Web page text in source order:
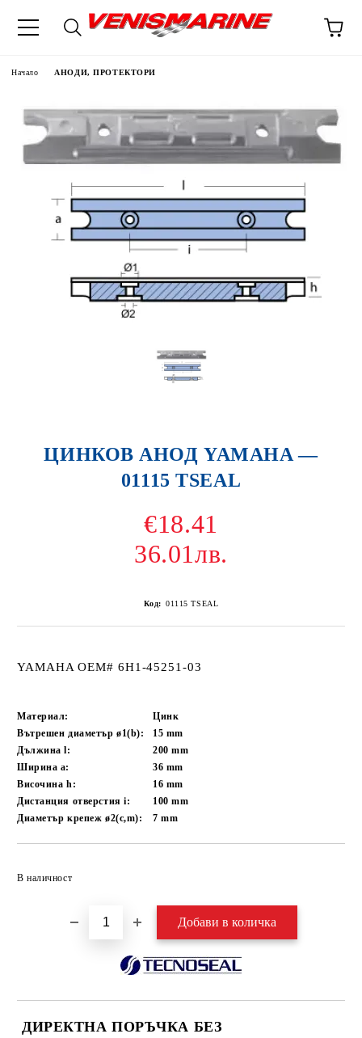
Начало АНОДИ, ПРОТЕКТОРИ
ЦИНКОВ АНОД YAMAHA —
01115 TSEAL
€18.41
36.01лв.
Код: 01115 TSEAL
YAMAHA OEM# 6H1-45251-03
Материал:
Цинк
Вътрешен диаметър ø1(b):
15 mm
Дължина l:
200mm
Ширина a:
36 mm
Височина h:
16 mm
Дистанция отверстия i:
100mm
Диаметър крепеж ø2(c,m):
7mm
В наличност
ДИРЕКТНА ПОРЪЧКА БЕЗ